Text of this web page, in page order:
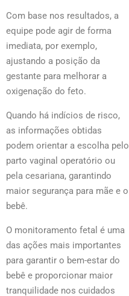
Com base nos resultados, a
equipe pode agir de forma
imediata, por exemplo,
ajustando a posição da
gestante para melhorar a
oxigenação do feto.
Quando há indícios de risco,
as informações obtidas
podem orientar a escolha pelo
parto vaginal operatório ou
pela cesariana, garantindo
maior segurança para mãe e o
bebê.
O monitoramento fetal é uma
das ações mais importantes
para garantir o bem-estar do
bebê e proporcionar maior
tranquilidade nos cuidados